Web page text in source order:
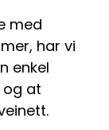
med
har vi
enkel
og at